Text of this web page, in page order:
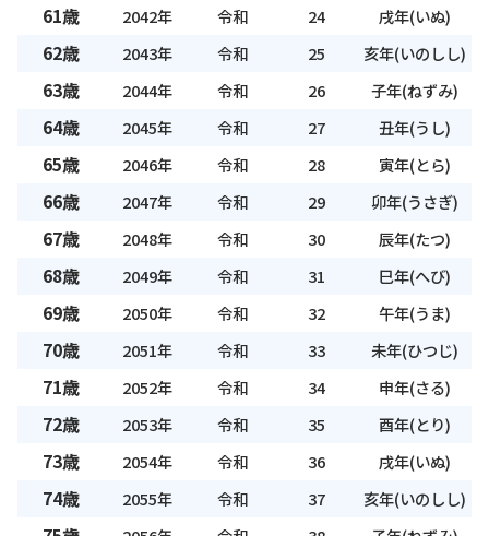
61歳 2042年 令和 24 戌年(いぬ)
62歳 2043年 令和 25 亥年(いのしし)
63歳 2044年 令和 26 子年(ねずみ)
64歳 2045年 令和 27 丑年(うし)
65歳 2046年 令和 28 寅年(とら)
66歳 2047年 令和 29 卯年(うさぎ)
67歳 2048年 令和 30 辰年(たつ)
68歳 2049年 令和 31 巳年(へび)
69歳 2050年 令和 32 午年(うま)
70歳 2051年 令和 33 未年(ひつじ)
71歳 2052年 令和 34 申年(さる)
72歳 2053年 令和 35 酉年(とり)
73歳 2054年 令和 36 戌年(いぬ)
74歳 2055年 令和 37 亥年(いのしし)